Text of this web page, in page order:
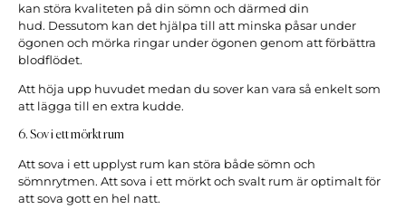
kan störa kvaliteten på din sömn och därmed din
hud. Dessutom kan det hjälpa till att minska påsar under
ögonen och mörka ringar under ögonen genom att förbättra
blodflödet.
Att höja upp huvudet medan du sover kan vara så enkelt som
att lägga till en extra kudde.
6. Sov i ett mörkt rum
Att sova i ett upplyst rum kan störa både sömn och
sömnrytmen. Att sova i ett mörkt och svalt rum är optimalt för
att sova gott en hel natt.